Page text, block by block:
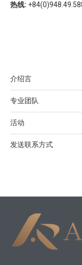
热线:
介绍言
专业团队
活动
发送联系方式